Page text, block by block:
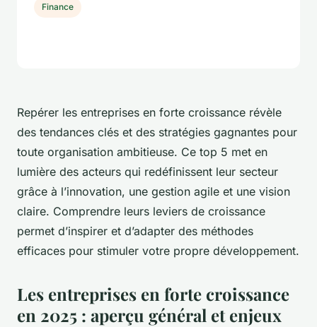
Repérer les entreprises en forte croissance révèle
des tendances clés et des stratégies gagnantes pour
toute organisation ambitieuse. Ce top 5 met en
lumière des acteurs qui redéfinissent leur secteur
grâce à l’innovation, une gestion agile et une vision
claire. Comprendre leurs leviers de croissance
permet d’inspirer et d’adapter des méthodes
efficaces pour stimuler votre propre développement.
Les entreprises en forte croissance
en 2025 : aperçu général et enjeux
Finance